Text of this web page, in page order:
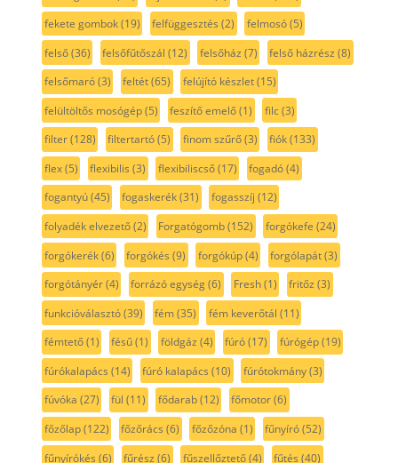
fekete gombok(19) felfüggesztés (2) felmosó(5)
felső(36) felsőfűtőszál (12) felsőház (7) felső házrész (8)
felsőmaró(3) feltét(65) felújító készlet(15)
felültöltős mosógép(5) feszítő emelő(1) filc(3)
filter(128) filtertartó(5) finom szűrő(3) fiók(133)
flex(5) flexibilis (3) flexibiliscső(17) fogadó(4)
fogantyú(45) fogaskerék(31) fogasszíj (12)
folyadék elvezető(2) Forgatógomb(152) forgókefe (24)
forgókerék(6) forgókés (9) forgókúp(4) forgólapát(3)
forgótányér(4) forrázó egység(6) Fresh(1) fritőz (3)
funkcióválasztó(39) fém(35) fém keverőtál (11)
fémtető(1) fésű(1) földgáz (4) fúró(17) fúrógép(19)
fúrókalapács (14) fúró kalapács (10) fúrótokmány(3)
fúvóka (27) fül (11) fődarab(12) főmotor(6)
főzőlap(122) főzőrács (6) főzőzóna (1) fűnyíró(52)
fűnyírókés (6) fűrész (6) fűszellőztető(4) fűtés (40)